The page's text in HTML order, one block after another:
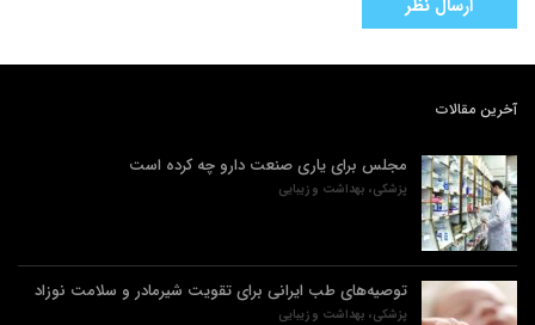
آخرین مقالات
مجلس برای یاری صنعت دارو چه کرده است
پزشکی، بهداشت و زیبایی
توصیه‌های طب ایرانی برای تقویت شیرمادر و سلامت نوزاد
پزشکی، بهداشت و زیبایی